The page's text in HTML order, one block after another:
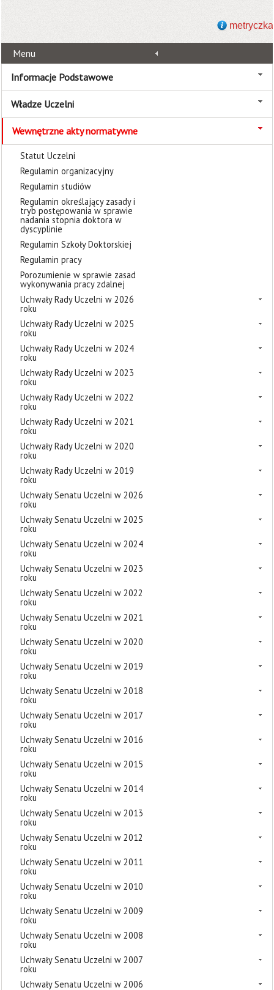
metryczka
Menu
Informacje Podstawowe
Władze Uczelni
Wewnętrzne akty normatywne
Statut Uczelni
Regulamin organizacyjny
Regulamin studiów
Regulamin określający zasady i
tryb postępowania w sprawie
nadania stopnia doktora w
dyscyplinie
Regulamin Szkoły Doktorskiej
Regulamin pracy
Porozumienie w sprawie zasad
wykonywania pracy zdalnej
Uchwały Rady Uczelni w 2026
roku
Uchwały Rady Uczelni w 2025
roku
Uchwały Rady Uczelni w 2024
roku
Uchwały Rady Uczelni w 2023
roku
Uchwały Rady Uczelni w 2022
roku
Uchwały Rady Uczelni w 2021
roku
Uchwały Rady Uczelni w 2020
roku
Uchwały Rady Uczelni w 2019
roku
Uchwały Senatu Uczelni w 2026
roku
Uchwały Senatu Uczelni w 2025
roku
Uchwały Senatu Uczelni w 2024
roku
Uchwały Senatu Uczelni w 2023
roku
Uchwały Senatu Uczelni w 2022
roku
Uchwały Senatu Uczelni w 2021
roku
Uchwały Senatu Uczelni w 2020
roku
Uchwały Senatu Uczelni w 2019
roku
Uchwały Senatu Uczelni w 2018
roku
Uchwały Senatu Uczelni w 2017
roku
Uchwały Senatu Uczelni w 2016
roku
Uchwały Senatu Uczelni w 2015
roku
Uchwały Senatu Uczelni w 2014
roku
Uchwały Senatu Uczelni w 2013
roku
Uchwały Senatu Uczelni w 2012
roku
Uchwały Senatu Uczelni w 2011
roku
Uchwały Senatu Uczelni w 2010
roku
Uchwały Senatu Uczelni w 2009
roku
Uchwały Senatu Uczelni w 2008
roku
Uchwały Senatu Uczelni w 2007
roku
Uchwały Senatu Uczelni w 2006